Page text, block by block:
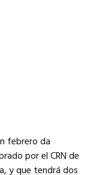
febrero da
por el CRN de
y que tendrá dos